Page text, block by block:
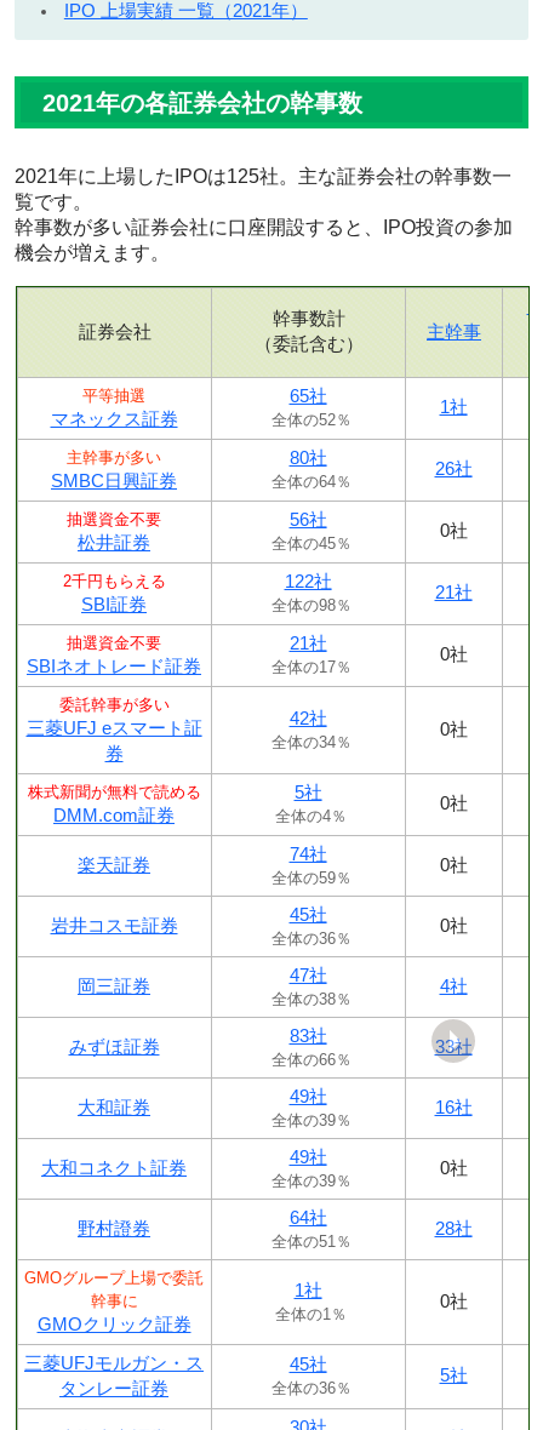
IPO 上場実績 一覧（2021年）
2021年の各証券会社の幹事数
2021年に上場したIPOは125社。主な証券会社の幹事数一
覧です。
幹事数が多い証券会社に口座開設すると、IPO投資の参加
機会が増えます。
証券会社
幹事数計
（委託含む）
主幹事
平等抽選
マネックス証券
65社
全体の52％
1社
主幹事が多い
SMBC日興証券
80社
全体の64％
26社
抽選資金不要
松井証券
56社
全体の45％
0社
2千円もらえる
SBI証券
122社
全体の98％
21社
抽選資金不要
SBIネオトレード証券
21社
全体の17％
0社
委託幹事が多い
三菱UFJ eスマート証
券
42社
全体の34％
0社
株式新聞が無料で読める
DMM.com証券
5社
全体の4％
0社
楽天証券
74社
全体の59％
0社
岩井コスモ証券
45社
全体の36％
0社
岡三証券
47社
全体の38％
4社
みずほ証券
83社
全体の66％
33社
大和証券
49社
全体の39％
16社
大和コネクト証券
49社
全体の39％
0社
野村證券
64社
全体の51％
28社
GMOグループ上場で委託
幹事に
GMOクリック証券
1社
全体の1％
0社
三菱UFJモルガン・ス
タンレー証券
45社
全体の36％
5社